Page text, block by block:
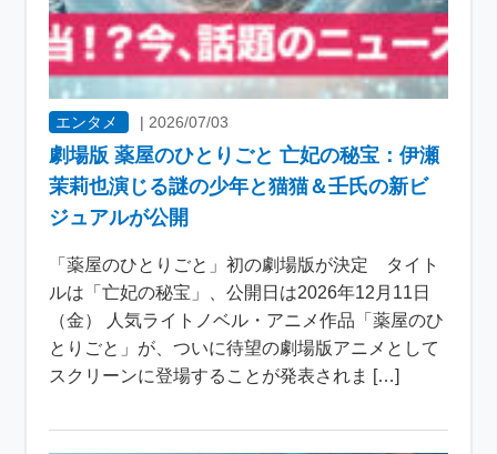
エンタメ | 2026/07/03
劇場版 薬屋のひとりごと 亡妃の秘宝：伊瀬
茉莉也演じる謎の少年と猫猫＆壬氏の新ビ
ジュアルが公開
「薬屋のひとりごと」初の劇場版が決定 タイト
ルは「亡妃の秘宝」、公開日は2026年12月11日
（金） 人気ライトノベル・アニメ作品「薬屋のひ
とりごと」が、ついに待望の劇場版アニメとして
スクリーンに登場することが発表されま […]